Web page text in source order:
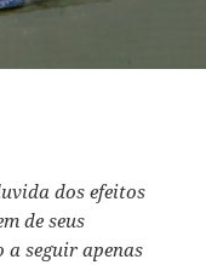
dos efeitos
de seus
a seguir apenas